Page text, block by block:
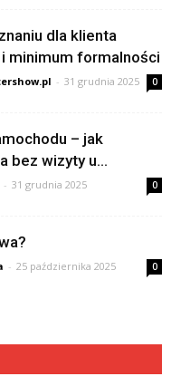
dla klienta
minimum formalności
- 31 grudnia 2025 0
– jak
bez wizyty u...
- 31 grudnia 2025 0
- 25 października 2025 0